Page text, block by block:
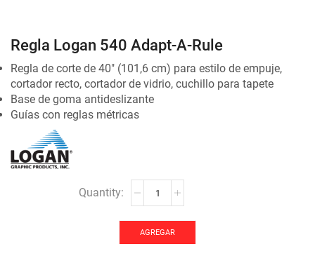
Regla Logan 540 Adapt-A-Rule
Regla de corte de 40″ (101,6 cm) para estilo de empuje,
cortador recto, cortador de vidrio, cuchillo para tapete
Base de goma antideslizante
Guías con reglas métricas
Adapt-
A-
AGREGAR